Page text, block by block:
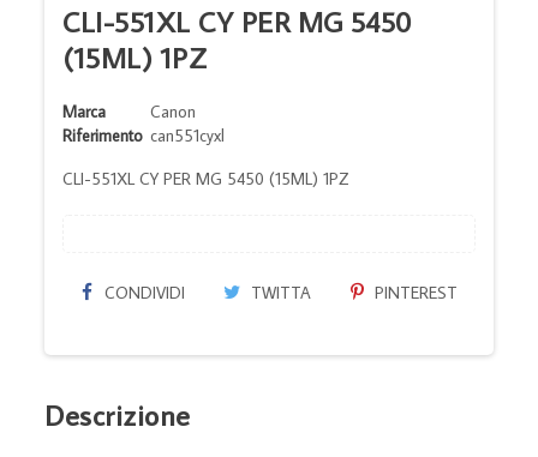
CLI-551XL CY PER MG 5450
(15ML) 1PZ
Marca
Canon
Riferimento can551cyxl
CLI-551XL CY PER MG 5450 (15ML) 1PZ
CONDIVIDI TWITTA PINTEREST
Descrizione